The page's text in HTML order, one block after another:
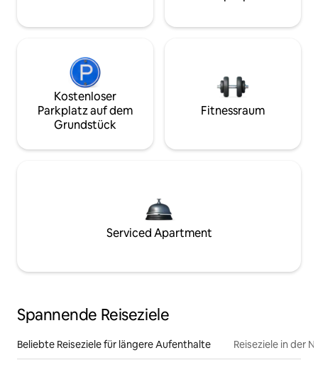
Kostenloser
Parkplatz auf dem
Grundstück
Fitnessraum
Serviced Apartment
Spannende Reiseziele
Beliebte Reiseziele für längere Aufenthalte Reiseziele in der